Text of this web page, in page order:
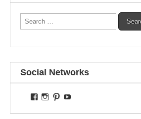
Search
for:
Social Networks
View
profile
View
profile
View
profileprofile